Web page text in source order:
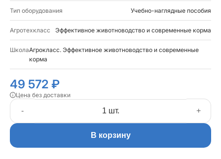
Тип оборудования Учебно-наглядные пособия
Агротехкласс Эффективное животноводство и современные корма
ШколаАгрокласс. Эффективное животноводство и современные
корма
49 572 ₽
Цена без доставки
- +
В корзину